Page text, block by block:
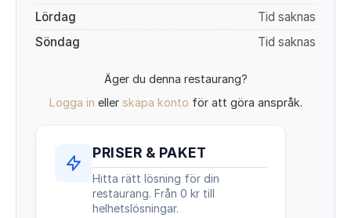
Lördag
Tid saknas
Söndag
Tid saknas
Äger du denna restaurang?
Logga in eller skapa konto för att göra anspråk.
PRISER & PAKET
Hitta rätt lösning för din
restaurang. Från 0 kr till
helhetslösningar.